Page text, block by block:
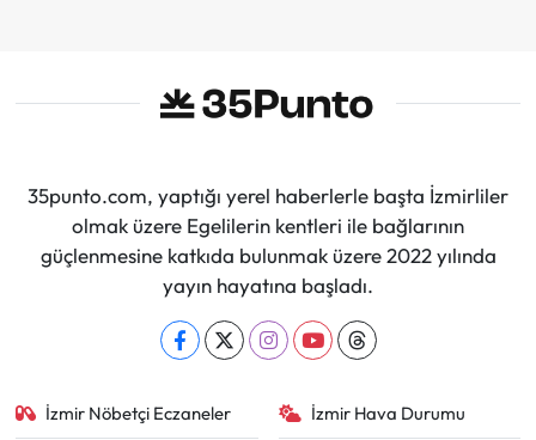
35punto.com, yaptığı yerel haberlerle başta İzmirliler
olmak üzere Egelilerin kentleri ile bağlarının
güçlenmesine katkıda bulunmak üzere 2022 yılında
yayın hayatına başladı.
İzmir Nöbetçi Eczaneler İzmir Hava Durumu